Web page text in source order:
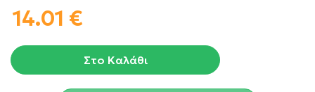
14.01 €
Στο Καλάθι